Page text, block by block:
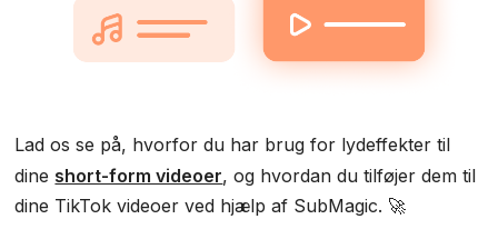
Lad os se på, hvorfor du har brug for lydeffekter til
dine short-form videoer, og hvordan du tilføjer dem til
dine TikTok videoer ved hjælp af SubMagic. 🚀